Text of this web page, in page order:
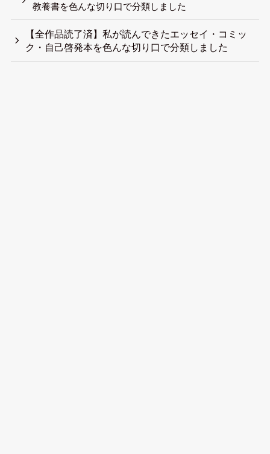
教養書を色んな切り口で分類しました
【全作品読了済】私が読んできたエッセイ・コミッ
ク・自己啓発本を色んな切り口で分類しました